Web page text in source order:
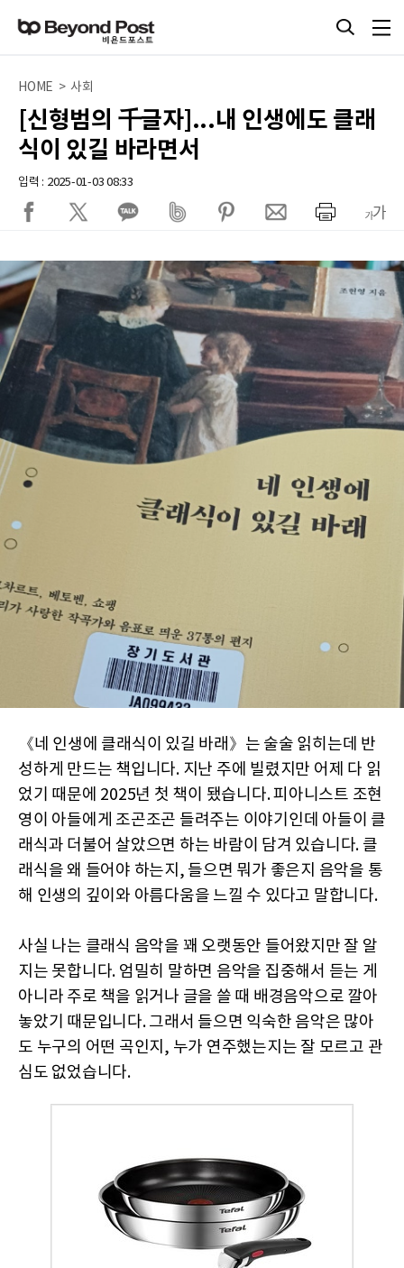
HOME > 사회
[신형범의 千글자]...내 인생에도 클래
식이 있길 바라면서
입력 : 2025-01-03 08:33
《네 인생에 클래식이 있길 바래》는 술술 읽히는데 반
성하게 만드는 책입니다. 지난 주에 빌렸지만 어제 다 읽
었기 때문에 2025년 첫 책이 됐습니다. 피아니스트 조현
영이 아들에게 조곤조곤 들려주는 이야기인데 아들이 클
래식과 더불어 살았으면 하는 바람이 담겨 있습니다. 클
래식을 왜 들어야 하는지, 들으면 뭐가 좋은지 음악을 통
해 인생의 깊이와 아름다움을 느낄 수 있다고 말합니다.
사실 나는 클래식 음악을 꽤 오랫동안 들어왔지만 잘 알
지는 못합니다. 엄밀히 말하면 음악을 집중해서 듣는 게
아니라 주로 책을 읽거나 글을 쓸 때 배경음악으로 깔아
놓았기 때문입니다. 그래서 들으면 익숙한 음악은 많아
도 누구의 어떤 곡인지, 누가 연주했는지는 잘 모르고 관
심도 없었습니다.